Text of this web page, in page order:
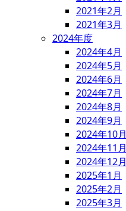
2021年2月
2021年3月
2024年度
2024年4月
2024年5月
2024年6月
2024年7月
2024年8月
2024年9月
2024年10月
2024年11月
2024年12月
2025年1月
2025年2月
2025年3月